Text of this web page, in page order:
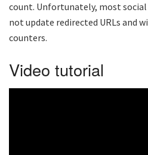
count. Unfortunately, most social
not update redirected URLs and
counters.
Video tutorial